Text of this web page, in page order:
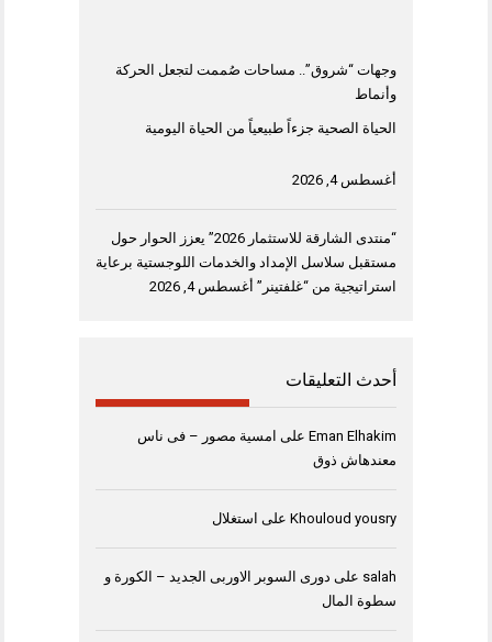
وجهات “شروق”.. مساحات صُممت لتجعل الحركة
وأنماط
الحياة الصحية جزءاً طبيعياً من الحياة اليومية
أغسطس 4, 2026
“منتدى الشارقة للاستثمار 2026” يعزز الحوار حول
مستقبل سلاسل الإمداد والخدمات اللوجستية برعاية
استراتيجية من “غلفتينر” أغسطس 4, 2026
أحدث التعليقات
Eman Elhakim على امسية مصور – فى ناس
معندهاش ذوق
Khouloud yousry على استغلال
salah على دورى السوبر الاوربى الجديد – الكورة و
سطوة المال